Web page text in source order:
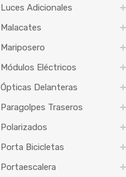
Luces Adicionales
Malacates
Mariposero
Módulos Eléctricos
Ópticas Delanteras
Paragolpes Traseros
Polarizados
Porta Bicicletas
Portaescalera